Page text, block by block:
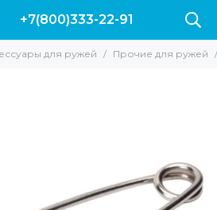
ружей
для ружей Пеленгас
+7(800)333-22-91
для ружей Прочие для ружей